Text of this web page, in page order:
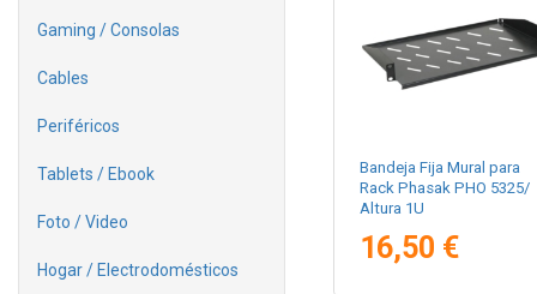
Gaming / Consolas
Cables
Periféricos
Tablets / Ebook
Foto / Video
Hogar / Electrodomésticos
Bandeja Fija Mural para
Rack Phasak PHO 5325/
Altura 1U
16,50 €